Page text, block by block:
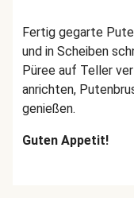
Fertig gegarte
und in Scheiben
Püree auf Teller
anrichten,
genießen.
Guten Appetit!